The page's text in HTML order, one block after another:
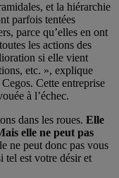
et la hiérarchie
parfois tentées
parce qu’elles en ont
les actions des
si elle vient
etc. », explique
Cette entreprise
à l’échec.
dans les roues. Elle
elle ne peut pas
ne peut donc pas vous
tel est votre désir et